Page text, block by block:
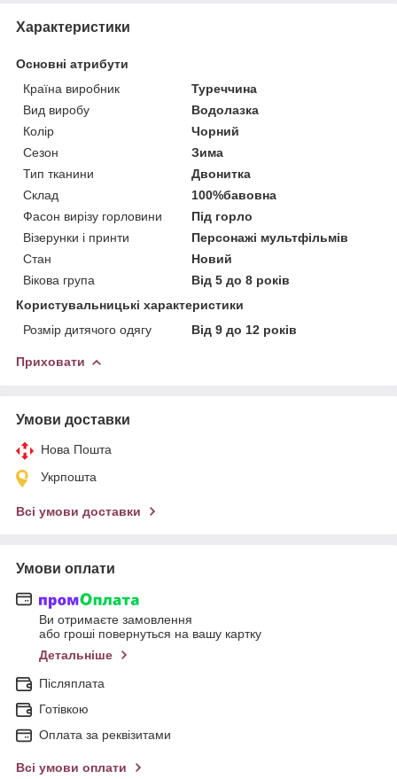
Характеристики
Основні атрибути
Країна виробник
Туреччина
Вид виробу
Водолазка
Колір
Чорний
Сезон
Зима
Тип тканини
Двонитка
Склад
100%бавовна
Фасон вирізу горловини
Під горло
Візерунки і принти
Персонажі мультфільмів
Стан
Новий
Вікова група
Від 5 до 8 років
Користувальницькі характеристики
Розмір дитячого одягу
Від 9 до 12 років
Приховати
Умови доставки
Нова Пошта
Укрпошта
Всі умови доставки
Умови оплати
Ви отримаєте замовлення
або гроші повернуться на вашу картку
Детальніше
Післяплата
Готівкою
Оплата за реквізитами
Всі умови оплати